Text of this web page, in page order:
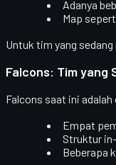
Adanya
Map
Untuk tim yang
Falcons: Tim yang
Falcons saat ini
Empat
Struktur
Beberapa